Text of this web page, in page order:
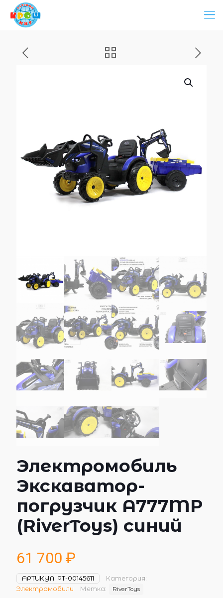
Электромобиль
Экскаватор-
погрузчик A777MP
(RiverToys) синий
61 700 ₽
АРТИКУЛ: РТ-00145611
Категория:
Электромобили
Метка: RiverToys